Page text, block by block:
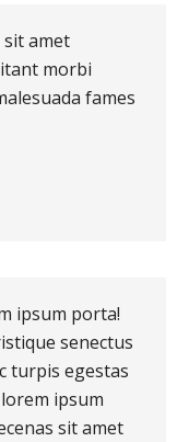
amet
morbi
fames
ipsum porta!
senectus
turpis egestas
ipsum
sit amet